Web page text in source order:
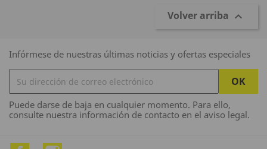
Volver arriba 
Infórmese de nuestras últimas noticias y ofertas especiales
Puede darse de baja en cualquier momento. Para ello,
consulte nuestra información de contacto en el aviso legal.